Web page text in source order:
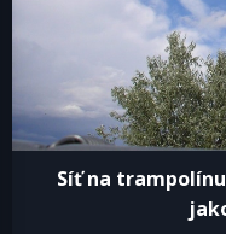
Síť na